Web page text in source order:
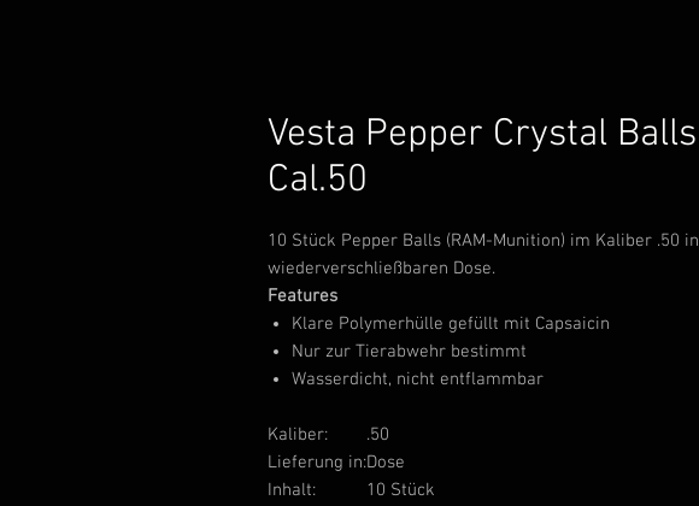
Vesta Pepper Crystal
Cal.50
10 Stück Pepper Balls (RAM-Munition) im Kaliber .50
wiederverschließbaren Dose.
Features
Klare Polymerhülle gefüllt mit Capsaicin
Nur zur Tierabwehr bestimmt
Wasserdicht, nicht entflammbar
Kaliber:
.50
Lieferung in:Dose
Inhalt:
10 Stück